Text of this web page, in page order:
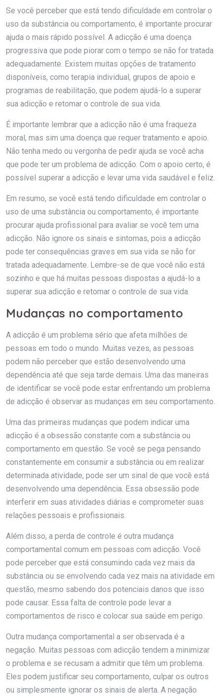
Se você perceber que está tendo dificuldade em controlar o
uso da substância ou comportamento, é importante procurar
ajuda o mais rápido possível. A adicção é uma doença
progressiva que pode piorar com o tempo se não for tratada
adequadamente. Existem muitas opções de tratamento
disponíveis, como terapia individual, grupos de apoio e
programas de reabilitação, que podem ajudá-lo a superar
sua adicção e retomar o controle de sua vida.
É importante lembrar que a adicção não é uma fraqueza
moral, mas sim uma doença que requer tratamento e apoio.
Não tenha medo ou vergonha de pedir ajuda se você acha
que pode ter um problema de adicção. Com o apoio certo, é
possível superar a adicção e levar uma vida saudável e feliz.
Em resumo, se você está tendo dificuldade em controlar o
uso de uma substância ou comportamento, é importante
procurar ajuda profissional para avaliar se você tem uma
adicção. Não ignore os sinais e sintomas, pois a adicção
pode ter consequências graves em sua vida se não for
tratada adequadamente. Lembre-se de que você não está
sozinho e que há muitas pessoas dispostas a ajudá-lo a
superar sua adicção e retomar o controle de sua vida.
Mudanças no comportamento
A adicção é um problema sério que afeta milhões de
pessoas em todo o mundo. Muitas vezes, as pessoas
podem não perceber que estão desenvolvendo uma
dependência até que seja tarde demais. Uma das maneiras
de identificar se você pode estar enfrentando um problema
de adicção é observar as mudanças em seu comportamento.
Uma das primeiras mudanças que podem indicar uma
adicção é a obsessão constante com a substância ou
comportamento em questão. Se você se pega pensando
constantemente em consumir a substância ou em realizar
determinada atividade, pode ser um sinal de que você está
desenvolvendo uma dependência. Essa obsessão pode
interferir em suas atividades diárias e comprometer suas
relações pessoais e profissionais.
Além disso, a perda de controle é outra mudança
comportamental comum em pessoas com adicção. Você
pode perceber que está consumindo cada vez mais da
substância ou se envolvendo cada vez mais na atividade em
questão, mesmo sabendo dos potenciais danos que isso
pode causar. Essa falta de controle pode levar a
comportamentos de risco e colocar sua saúde em perigo.
Outra mudança comportamental a ser observada é a
negação. Muitas pessoas com adicção tendem a minimizar
o problema e se recusam a admitir que têm um problema.
Eles podem justificar seu comportamento, culpar os outros
ou simplesmente ignorar os sinais de alerta. A negação